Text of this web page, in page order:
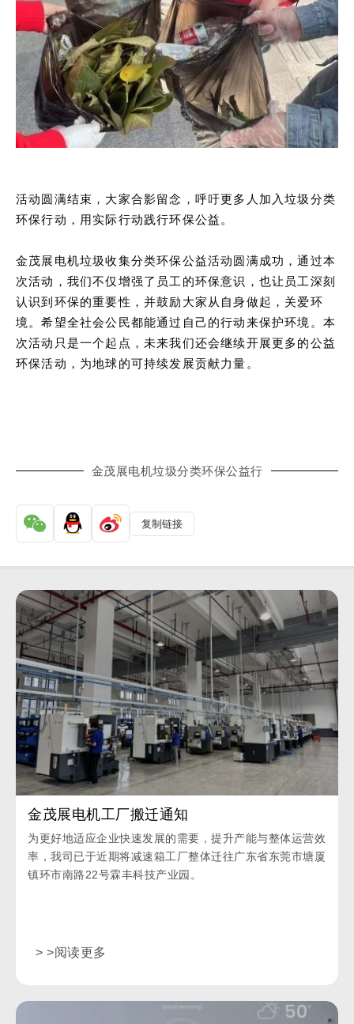
活动圆满结束，大家合影留念，呼吁更多人加入垃圾分类
环保行动，用实际行动践行环保公益。
金茂展电机垃圾收集分类环保公益活动圆满成功，通过本
次活动，我们不仅增强了员工的环保意识，也让员工深刻
认识到环保的重要性，并鼓励大家从自身做起，关爱环
境。希望全社会公民都能通过自己的行动来保护环境。本
次活动只是一个起点，未来我们还会继续开展更多的公益
环保活动，为地球的可持续发展贡献力量。
金茂展电机垃圾分类环保公益行
复制链接
金茂展电机工厂搬迁通知
为更好地适应企业快速发展的需要，提升产能与整体运营效
率，我司已于近期将减速箱工厂整体迁往广东省东莞市塘厦
镇环市南路22号霖丰科技产业园。
> >阅读更多